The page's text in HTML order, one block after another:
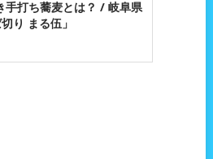
手打ち蕎麦とは？ / 岐阜県
り まる伍」